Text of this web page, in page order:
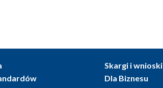
Skargi i wnioski
Dla Biznesu